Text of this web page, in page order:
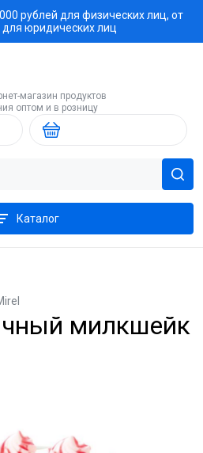
рублей для физических лиц, от
для юридических лиц
магазин продуктов
оптом и в розницу
Каталог
милкшейк